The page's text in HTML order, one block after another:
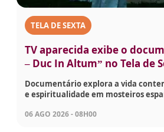
TELA DE SEXTA
TV aparecida exibe o
– Duc In Altum” no Tela de
Documentário explora a vida
e espiritualidade em mosteiros
06 AGO 2026 - 08H00